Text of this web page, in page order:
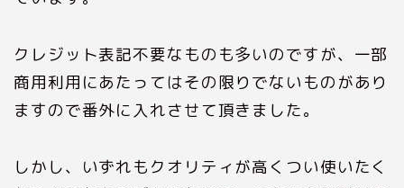
クレジット表記不要なものも多いのですが、一部
商用利用にあたってはその限りでないものがあり
ますので番外に入れさせて頂きました。
しかし、いずれもクオリティが高くつい使いたく